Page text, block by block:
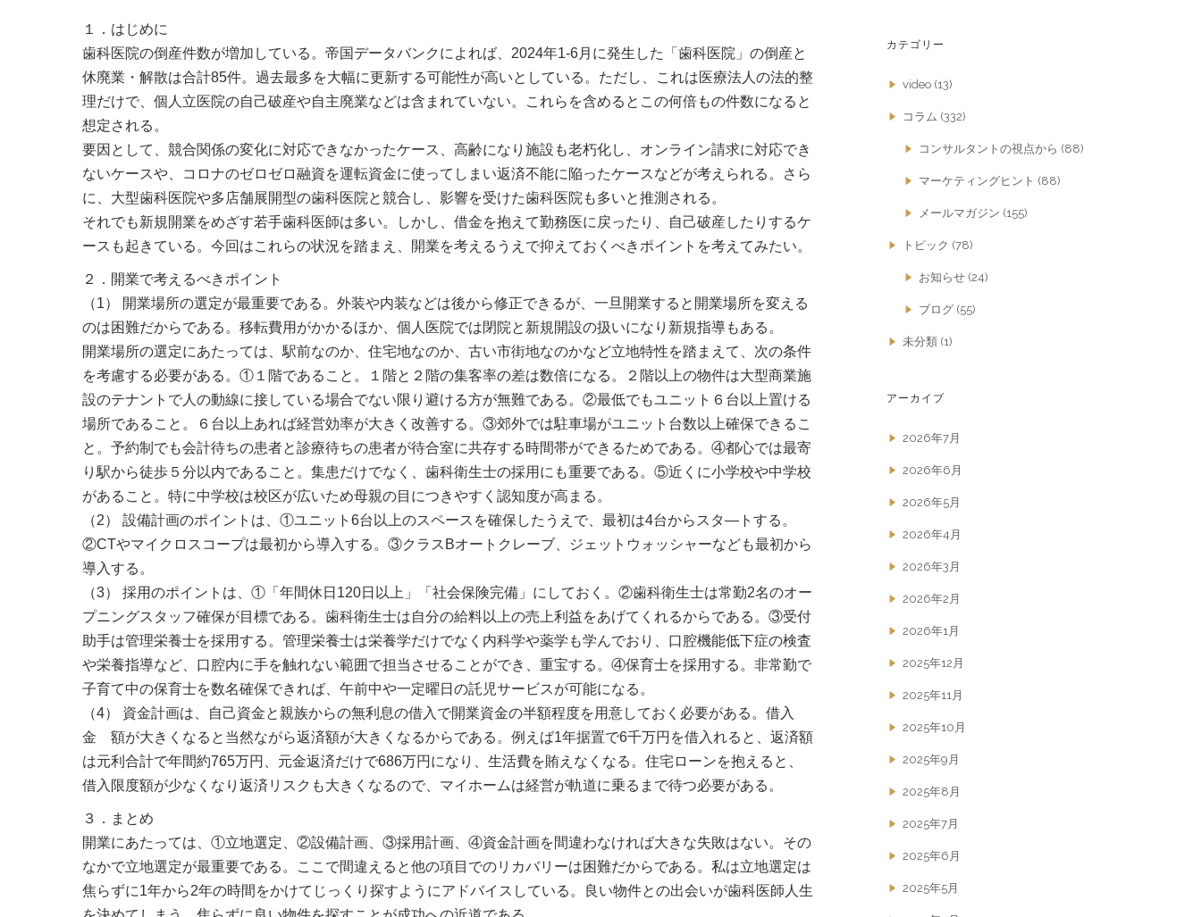
１．はじめに
歯科医院の倒産件数が増加している。帝国データバンクによれば、2024年1-6月に発生した「歯科医院」の倒産と
休廃業・解散は合計85件。過去最多を大幅に更新する可能性が高いとしている。ただし、これは医療法人の法的整
理だけで、個人立医院の自己破産や自主廃業などは含まれていない。これらを含めるとこの何倍もの件数になると
想定される。
要因として、競合関係の変化に対応できなかったケース、高齢になり施設も老朽化し、オンライン請求に対応でき
ないケースや、コロナのゼロゼロ融資を運転資金に使ってしまい返済不能に陥ったケースなどが考えられる。さら
に、大型歯科医院や多店舗展開型の歯科医院と競合し、影響を受けた歯科医院も多いと推測される。
それでも新規開業をめざす若手歯科医師は多い。しかし、借金を抱えて勤務医に戻ったり、自己破産したりするケ
ースも起きている。今回はこれらの状況を踏まえ、開業を考えるうえで抑えておくべきポイントを考えてみたい。
２．開業で考えるべきポイント
（1） 開業場所の選定が最重要である。外装や内装などは後から修正できるが、一旦開業すると開業場所を変える
のは困難だからである。移転費用がかかるほか、個人医院では閉院と新規開設の扱いになり新規指導もある。
開業場所の選定にあたっては、駅前なのか、住宅地なのか、古い市街地なのかなど立地特性を踏まえて、次の条件
を考慮する必要がある。①１階であること。１階と２階の集客率の差は数倍になる。２階以上の物件は大型商業施
設のテナントで人の動線に接している場合でない限り避ける方が無難である。②最低でもユニット６台以上置ける
場所であること。６台以上あれば経営効率が大きく改善する。③郊外では駐車場がユニット台数以上確保できるこ
と。予約制でも会計待ちの患者と診療待ちの患者が待合室に共存する時間帯ができるためである。④都心では最寄
り駅から徒歩５分以内であること。集患だけでなく、歯科衛生士の採用にも重要である。⑤近くに小学校や中学校
があること。特に中学校は校区が広いため母親の目につきやすく認知度が高まる。
（2） 設備計画のポイントは、①ユニット6台以上のスペースを確保したうえで、最初は4台からスタ―トする。
②CTやマイクロスコープは最初から導入する。③クラスBオートクレーブ、ジェットウォッシャーなども最初から
導入する。
（3） 採用のポイントは、①「年間休日120日以上」「社会保険完備」にしておく。②歯科衛生士は常勤2名のオー
プニングスタッフ確保が目標である。歯科衛生士は自分の給料以上の売上利益をあげてくれるからである。③受付
助手は管理栄養士を採用する。管理栄養士は栄養学だけでなく内科学や薬学も学んでおり、口腔機能低下症の検査
や栄養指導など、口腔内に手を触れない範囲で担当させることができ、重宝する。④保育士を採用する。非常勤で
子育て中の保育士を数名確保できれば、午前中や一定曜日の託児サービスが可能になる。
（4） 資金計画は、自己資金と親族からの無利息の借入で開業資金の半額程度を用意しておく必要がある。借入
金 額が大きくなると当然ながら返済額が大きくなるからである。例えば1年据置で6千万円を借入れると、返済額
は元利合計で年間約765万円、元金返済だけで686万円になり、生活費を賄えなくなる。住宅ローンを抱えると、
借入限度額が少なくなり返済リスクも大きくなるので、マイホームは経営が軌道に乗るまで待つ必要がある。
３．まとめ
開業にあたっては、①立地選定、②設備計画、③採用計画、④資金計画を間違わなければ大きな失敗はない。その
なかで立地選定が最重要である。ここで間違えると他の項目でのリカバリーは困難だからである。私は立地選定は
焦らずに1年から2年の時間をかけてじっくり探すようにアドバイスしている。良い物件との出会いが歯科医師人生
カテゴリー
video (13)
コラム (332)
コンサルタントの視点から (88)
マーケティングヒント (88)
メールマガジン (155)
トピック (78)
お知らせ (24)
ブログ (55)
未分類 (1)
アーカイブ
2026年7月
2026年6月
2026年5月
2026年4月
2026年3月
2026年2月
2026年1月
2025年12月
2025年11月
2025年10月
2025年9月
2025年8月
2025年7月
2025年6月
2025年5月